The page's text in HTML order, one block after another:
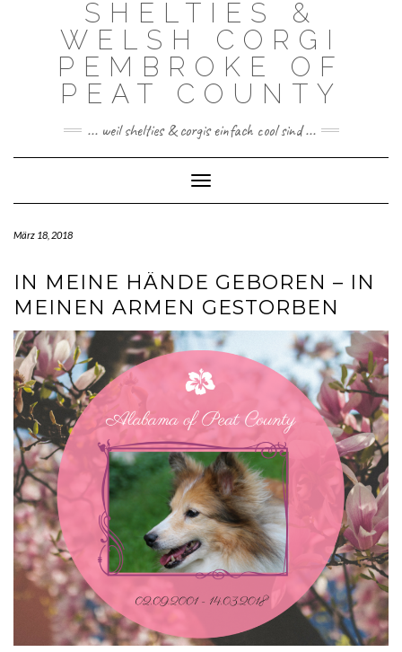
SHELTIES &
WELSH CORGI
PEMBROKE OF
PEAT COUNTY
... weil shelties & corgis einfach cool sind ...
Toggle Navigation
März 18, 2018
IN MEINE HÄNDE GEBOREN – IN
MEINEN ARMEN GESTORBEN